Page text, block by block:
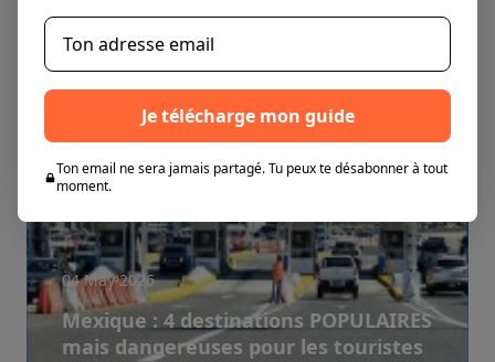
Je télécharge mon guide
Ton email ne sera jamais partagé. Tu peux te désabonner à tout
moment.
04 May 2026
Mexique : 4 destinations POPULAIRES
mais dangereuses pour les touristes